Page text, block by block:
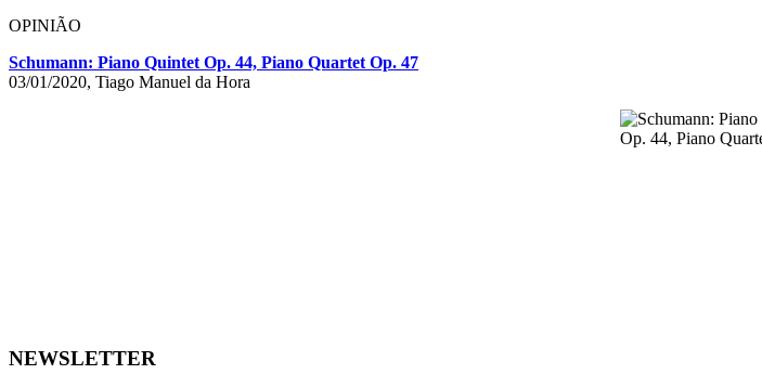
OPINIÃO
Schumann: Piano Quintet Op. 44, Piano Quartet Op. 47
03/01/2020, Tiago Manuel da Hora
NEWSLETTER